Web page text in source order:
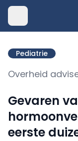
Pediatrie
Overheid
Gevaren
eerste